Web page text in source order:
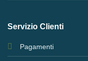
Servizio Clienti
Pagamenti